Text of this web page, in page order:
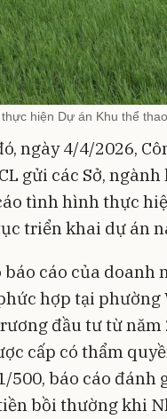
hiện Dự án Khu thể
ngày 4/4/2026,
gửi các Sở,
tình hình thực
triển khai dự án
báo cáo của doanh
hợp tại phường
đầu tư từ năm
cấp có thẩm
500, báo cáo đánh
bồi thường khi